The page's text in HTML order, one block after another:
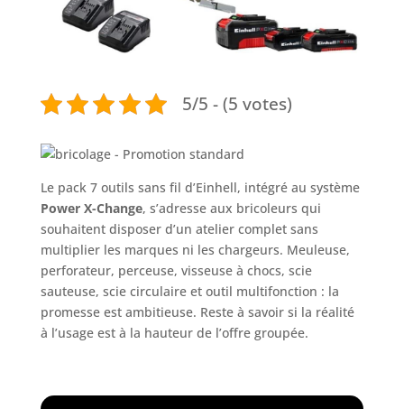
5/5 - (5 votes)
Le pack 7 outils sans fil d’Einhell, intégré au système
Power X-Change, s’adresse aux bricoleurs qui
souhaitent disposer d’un atelier complet sans
multiplier les marques ni les chargeurs. Meuleuse,
perforateur, perceuse, visseuse à chocs, scie
sauteuse, scie circulaire et outil multifonction : la
promesse est ambitieuse. Reste à savoir si la réalité
à l’usage est à la hauteur de l’offre groupée.